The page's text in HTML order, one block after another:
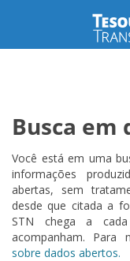
Busca em
Você está em uma
informações
abertas, sem
desde que citada a
STN chega a
acompanham. Para
sobre dados abertos.